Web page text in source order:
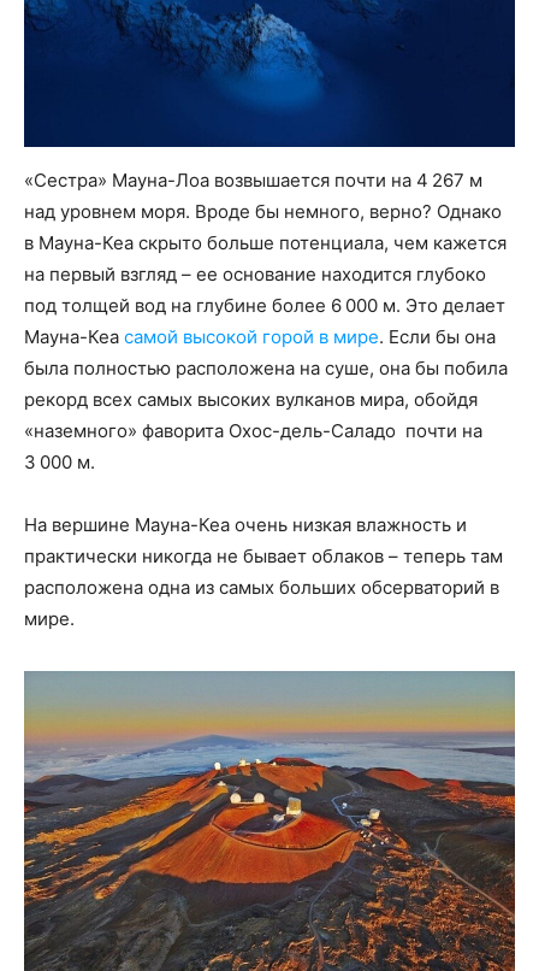
«Сестра» Мауна-Лоа возвышается почти на 4 267 м
над уровнем моря. Вроде бы немного, верно? Однако
в Мауна-Кеа скрыто больше потенциала, чем кажется
на первый взгляд – ее основание находится глубоко
под толщей вод на глубине более 6 000 м. Это делает
Мауна-Кеа самой высокой горой в мире. Если бы она
была полностью расположена на суше, она бы побила
рекорд всех самых высоких вулканов мира, обойдя
«наземного» фаворита Охос-дель-Саладо почти на
3 000 м.
На вершине Мауна-Кеа очень низкая влажность и
практически никогда не бывает облаков – теперь там
расположена одна из самых больших обсерваторий в
мире.